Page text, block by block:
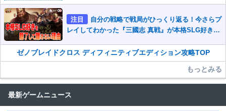
注目
自分の戦略で戦局がひっくり返る！今さらプ
レイしてわかった『三國志 真戦』が本格SLG好きを
ゼノブレイドクロス ディフィニティブエディション攻略TOP
もっとみる
最新ゲームニュース